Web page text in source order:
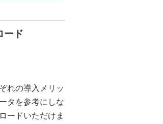
ード
れの導入メリッ
タを参考にしな
ードいただけま